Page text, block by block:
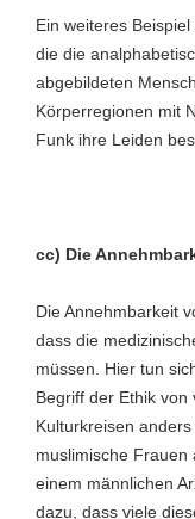
Ein weiteres Beispiel
die die
abgebildeten
Körperregionen mit
Funk ihre Leiden
cc) Die
Die Annehmbarkeit
dass die
müssen. Hier tun
Begriff der Ethik von
Kulturkreisen
muslimische Frauen
einem männlichen
dazu, dass viele